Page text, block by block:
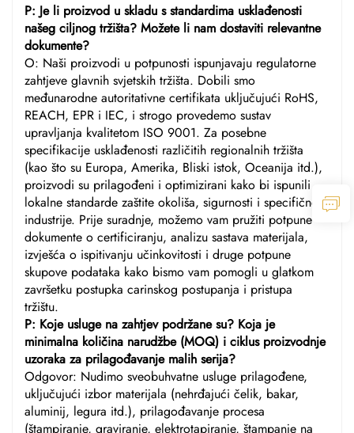
P: Je li proizvod u skladu s standardima usklađenosti
našeg ciljnog tržišta? Možete li nam dostaviti relevantne
dokumente?
O: Naši proizvodi u potpunosti ispunjavaju regulatorne
zahtjeve glavnih svjetskih tržišta. Dobili smo
međunarodne autoritativne certifikata uključujući RoHS,
REACH, EPR i IEC, i strogo provedemo sustav
upravljanja kvalitetom ISO 9001. Za posebne
specifikacije usklađenosti različitih regionalnih tržišta
(kao što su Europa, Amerika, Bliski istok, Oceanija itd.),
proizvodi su prilagođeni i optimizirani kako bi ispunili
lokalne standarde zaštite okoliša, sigurnosti i specifične
industrije. Prije suradnje, možemo vam pružiti potpune
dokumente o certificiranju, analizu sastava materijala,
izvješća o ispitivanju učinkovitosti i druge potpune
skupove podataka kako bismo vam pomogli u glatkom
završetku postupka carinskog postupanja i pristupa
tržištu.
P: Koje usluge na zahtjev podržane su? Koja je
minimalna količina narudžbe (MOQ) i ciklus proizvodnje
uzoraka za prilagođavanje malih serija?
Odgovor: Nudimo sveobuhvatne usluge prilagođene,
uključujući izbor materijala (nehrđajući čelik, bakar,
aluminij, legura itd.), prilagođavanje procesa
(štampiranje, graviranje, elektrotapiranje, štampanje na